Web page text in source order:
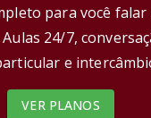
para você falar
24/7,
e
VER PLANOS